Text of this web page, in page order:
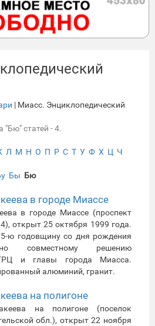
| Миасс. Энциклопедический
"Бю" статей - 4.
Л М Н О П Р С Т У Ф Х Ц Ч
Бы Бю
в городе Миассе
в городе Миассе (проспект
открыт 25 октября 1999 года.
ю годовщину со дня рождения
совместному решению
и главы города Миасса.
алюминий, гранит.
на полигоне
на полигоне (поселок
обл.), открыт 22 ноября